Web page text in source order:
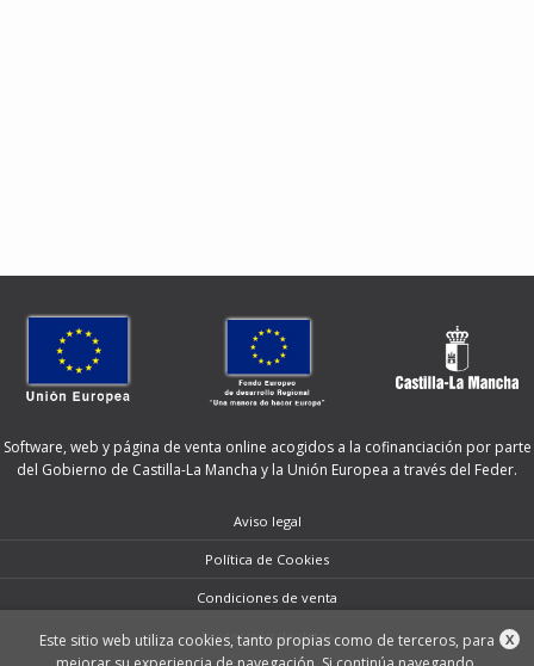
Software, web y página de venta online acogidos a la cofinanciación por parte
del Gobierno de Castilla-La Mancha y la Unión Europea a través del Feder.
Aviso legal
Política de Cookies
Condiciones de venta
Protección de datos X
Este sitio web utiliza cookies, tanto propias como de terceros, para